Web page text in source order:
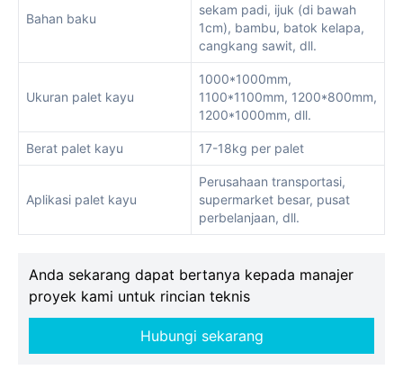
Bahan baku
sekam padi, ijuk (di bawah
1cm), bambu, batok kelapa,
cangkang sawit, dll.
Ukuran palet kayu
1000*1000mm,
1100*1100mm, 1200*800mm,
1200*1000mm, dll.
Berat palet kayu 17-18kg per palet
Aplikasi palet kayu
Perusahaan transportasi,
supermarket besar, pusat
perbelanjaan, dll.
Anda sekarang dapat bertanya kepada manajer
proyek kami untuk rincian teknis
Hubungi sekarang